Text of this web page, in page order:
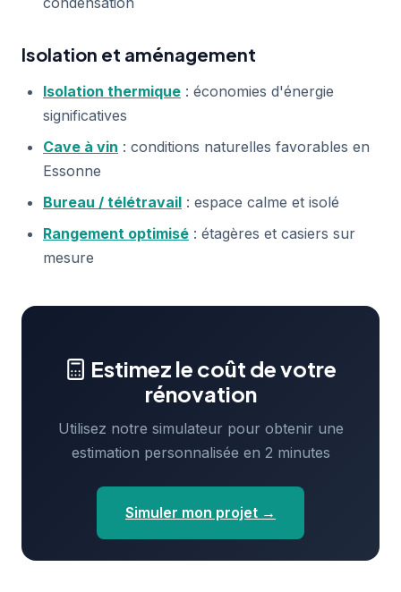
Isolation et aménagement
Isolation thermique : économies d'énergie
significatives
Cave à vin : conditions naturelles favorables en
Essonne
Bureau / télétravail : espace calme et isolé
Rangement optimisé : étagères et casiers sur
mesure
Estimez le coût de votre
rénovation
Utilisez notre simulateur pour obtenir une
estimation personnalisée en 2 minutes
Simuler mon projet →